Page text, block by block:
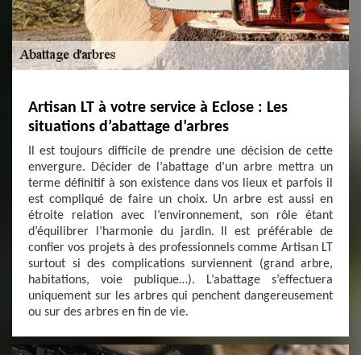
Artisan LT à votre service à Eclose : Les
situations d’abattage d’arbres
Il est toujours difficile de prendre une décision de cette
envergure. Décider de l’abattage d’un arbre mettra un
terme définitif à son existence dans vos lieux et parfois il
est compliqué de faire un choix. Un arbre est aussi en
étroite relation avec l’environnement, son rôle étant
d’équilibrer l’harmonie du jardin. Il est préférable de
confier vos projets à des professionnels comme Artisan LT
surtout si des complications surviennent (grand arbre,
habitations, voie publique…). L’abattage s’effectuera
uniquement sur les arbres qui penchent dangereusement
ou sur des arbres en fin de vie.